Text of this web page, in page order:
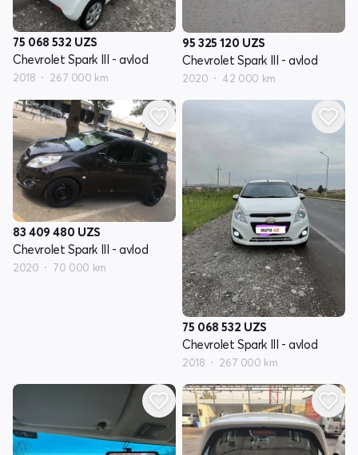
75 068 532 UZS
Chevrolet Spark III - avlod
2018 267 000 km
95 325 120 UZS
Chevrolet Spark III - avlod
2020 42 000 km
83 409 480 UZS
Chevrolet Spark III - avlod
2020 70 000 km
75 068 532 UZS
Chevrolet Spark III - avlod
2018 267 000 km